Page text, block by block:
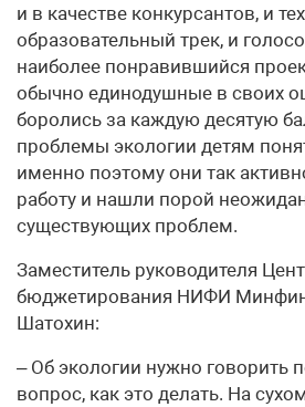
и в качестве конкурсантов, и
образовательный трек, и
наиболее понравившийся
обычно единодушные в своих
боролись за каждую десятую
проблемы экологии детям
именно поэтому они так
работу и нашли порой
существующих проблем.
Заместитель руководителя
бюджетирования НИФИ
Шатохин:
– Об экологии нужно говорить
вопрос, как это делать. На